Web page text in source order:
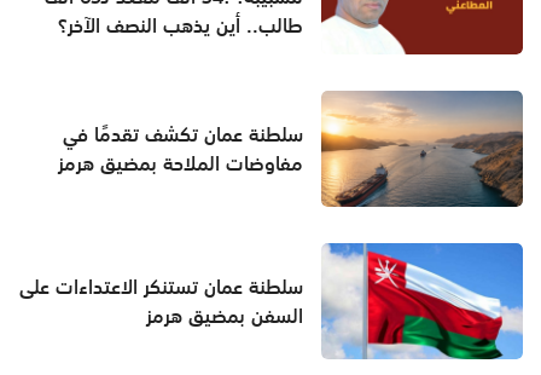
طالب.. أين يذهب النصف الآخر؟
سلطنة عمان تكشف تقدمًا في
مفاوضات الملاحة بمضيق هرمز
سلطنة عمان تستنكر الاعتداءات على
السفن بمضيق هرمز